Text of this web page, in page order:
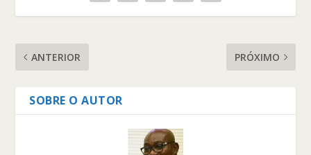
ANTERIOR PRÓXIMO
SOBRE O AUTOR